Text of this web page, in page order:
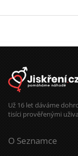
Už 16 let dáváme
tisíci prověřenými
O Seznamce